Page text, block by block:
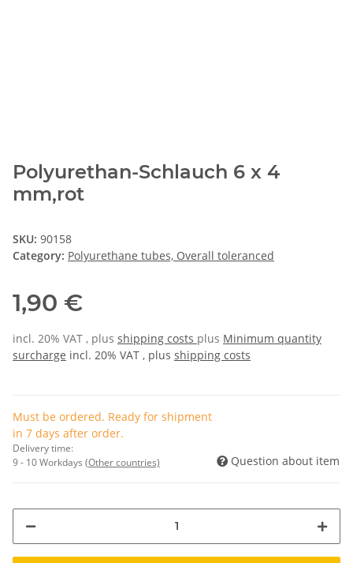
Polyurethan-Schlauch 6 x 4
mm,rot
SKU: 90158
Category: Polyurethane tubes, Overall toleranced
1,90 €
incl. 20% VAT , plus shipping costs plus Minimum quantity
surcharge incl. 20% VAT , plus shipping costs
Must be ordered. Ready for shipment
in 7 days after order.
Delivery time:
9 - 10 Workdays (Other countries) Question about item